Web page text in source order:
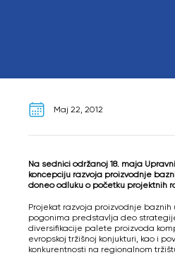
Maj 22, 2012
Na sednici održanoj 18. maja
koncepciju razvoja proizvodnje
doneo odluku o početku projektnih
Projekat razvoja proizvodnje
pogonima predstavlja deo
diversifikacije palete proizvoda
evropskoj tržišnoj konjukturi, kao i
konkurentnosti na regionalnom